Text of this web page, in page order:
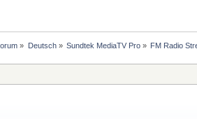
» Deutsch» Sundtek MediaTV Pro» FM Radio